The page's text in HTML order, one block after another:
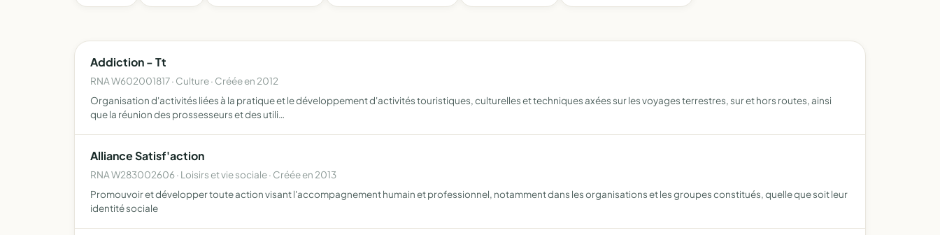
Addiction - Tt
RNA W602001817 · Culture · Créée en 2012
Organisation d'activités liées à la pratique et le développement d'activités touristiques, culturelles et techniques axées sur les voyages terrestres, sur et hors routes, ainsi
que la réunion des prossesseurs et des utili…
Alliance Satisf'action
RNA W283002606 · Loisirs et vie sociale · Créée en 2013
Promouvoir et développer toute action visant l'accompagnement humain et professionnel, notamment dans les organisations et les groupes constitués, quelle que soit leur
identité sociale